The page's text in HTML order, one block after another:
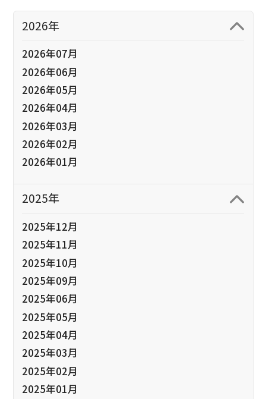
2026年
2026年07月
2026年06月
2026年05月
2026年04月
2026年03月
2026年02月
2026年01月
2025年
2025年12月
2025年11月
2025年10月
2025年09月
2025年06月
2025年05月
2025年04月
2025年03月
2025年02月
2025年01月